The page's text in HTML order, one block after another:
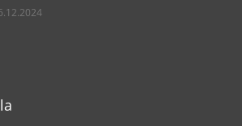
obchodu je 5 z 5 hvězdiček.